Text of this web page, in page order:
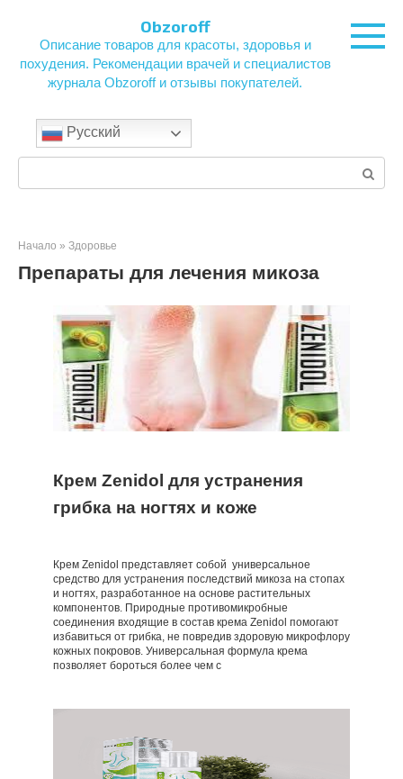
контенту
Obzoroff
Описание товаров для красоты, здоровья и
похудения. Рекомендации врачей и специалистов
журнала Obzoroff и отзывы покупателей.
Русский
Начало » Здоровье
Препараты для лечения микоза
Крем Zenidol для устранения
грибка на ногтях и коже
Крем Zenidol представляет собой универсальное
средство для устранения последствий микоза на стопах
и ногтях, разработанное на основе растительных
компонентов. Природные противомикробные
соединения входящие в состав крема Zenidol помогают
избавиться от грибка, не повредив здоровую микрофлору
кожных покровов. Универсальная формула крема
позволяет бороться более чем с